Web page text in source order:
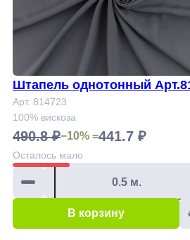
Штапель однотонный
Арт. 814723
100% вискоза
490.8 ₽−10% =441.7 ₽
Осталось мало
В корзину